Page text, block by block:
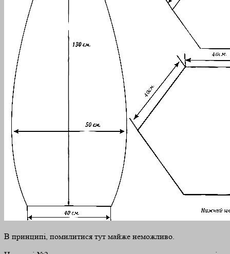
В принципі, помилитися тут майже неможливо.